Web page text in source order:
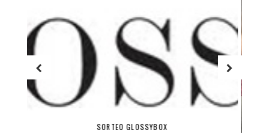
HITS DE TEMPORADA